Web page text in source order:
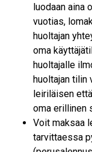
luodaan aina
vuotias,
huoltajan
oma
huoltajalle
huoltajan tilin
leiriläisen
oma erillinen
Voit maksaa
tarvittaessa